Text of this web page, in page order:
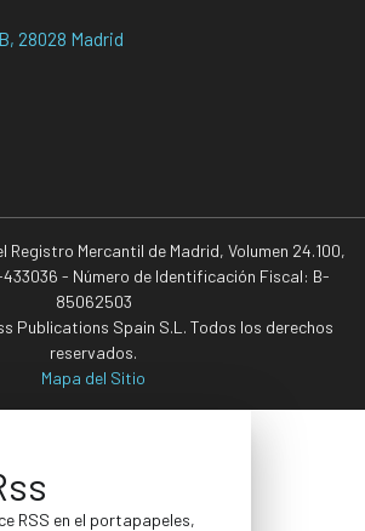
28028 Madrid
Registro Mercantil de Madrid, Volumen 24.100,
433036 - Número de Identificación Fiscal: B-
85062503
Publications Spain S.L. Todos los derechos
reservados.
Mapa del Sitio
RSS en el portapapeles,